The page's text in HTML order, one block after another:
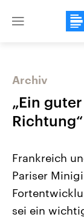
Close
Landtagswahl
Archiv
„Ein
Richtung“
Frankreich
Pariser
sei ein